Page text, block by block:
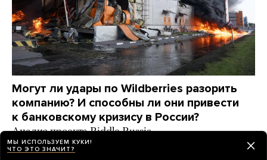
Могут ли удары по Wildberries разорить
компанию? И способны ли они привести
к банковскому кризису в России?
Анализ проекта Riddle Russia
ИСТОРИИ день назад
МЫ ИСПОЛЬЗУЕМ КУКИ!
ЧТО ЭТО ЗНАЧИТ?